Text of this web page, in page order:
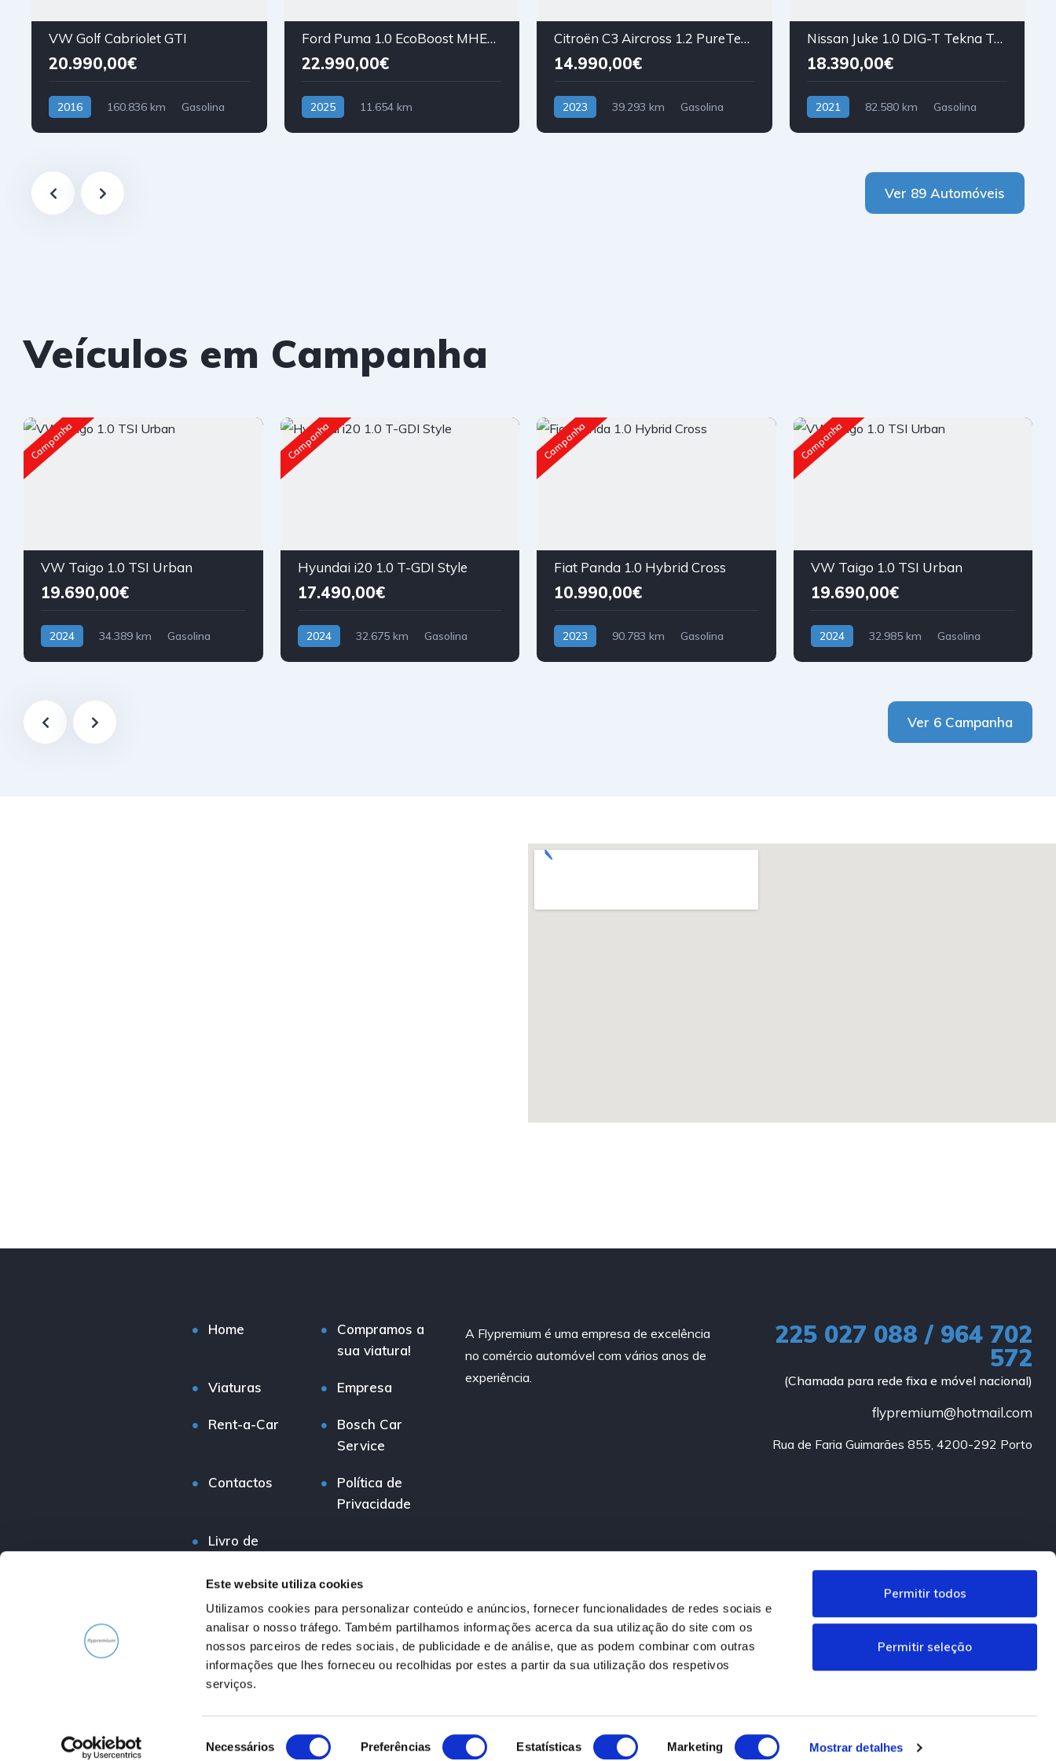
Este website utiliza cookies
Utilizamos cookies para personalizar conteúdo e anúncios, fornecer funcionalidades de redes sociais e
analisar o nosso tráfego. Também partilhamos informações acerca da sua utilização do site com os
nossos parceiros de redes sociais, de publicidade e de análise, que as podem combinar com outras
informações que lhes forneceu ou recolhidas por estes a partir da sua utilização dos respetivos
serviços.
e
Necessários Preferências Estatísticas Marketing Mostrar detalhes
Permitir todos
Permitir seleção
VW Golf Cabriolet GTI
20.990,00€
2016 160.836 km
Gasolina
Ford Puma 1.0 EcoBoost MHEV ST-Line Aut.
22.990,00€
2025
11.654 km
Citroën C3 Aircross 1.2 PureTech C-Series
14.990,00€
2023 39.293 km
Gasolina
Nissan Juke 1.0 DIG-T Tekna TwoTone T DCT
18.390,00€
2021 82.580 km
Gasolina
Ver 89 Automóveis
Veículos em Campanha
Campanha
VW Taigo 1.0 TSI Urban
19.690,00€
2024 34.389 km
Gasolina
Campanha
Hyundai i20 1.0 T-GDI Style
17.490,00€
2024 32.675 km
Gasolina
Campanha
Fiat Panda 1.0 Hybrid Cross
10.990,00€
2023 90.783 km
Gasolina
Campanha
VW Taigo 1.0 TSI Urban
19.690,00€
2024 32.985 km
Gasolina
Ver 6 Campanha
Home
Compramos a
sua viatura!
Viaturas Empresa
Rent-a-Car
Bosch Car
Service
Contactos
Política de
Privacidade
Livro de
A Flypremium é uma empresa de excelência
no comércio automóvel com vários anos de
experiência.
225 027 088 / 964 702
572
(Chamada para rede fixa e móvel nacional)
flypremium@hotmail.com
Rua de Faria Guimarães 855, 4200-292 Porto
Intermediário de Crédito a Título Acessório registado no Banco de Portugal sob o nº 0000600.Informação Legal